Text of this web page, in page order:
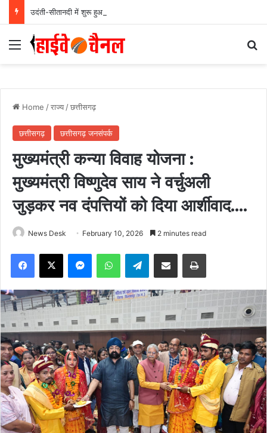
Menu
Home /राज्य /छत्तीसगढ़
छत्तीसगढ़ छत्तीसगढ़ जनसंपर्क
मुख्यमंत्री कन्या विवाह योजना :
मुख्यमंत्री विष्णुदेव साय ने वर्चुअली
जुड़कर नव दंपत्तियों को दिया आर्शीवाद….
News Desk February 10, 2026 2 minutes read
Facebook
X MessengerWhatsAppTelegramShare via Email Print